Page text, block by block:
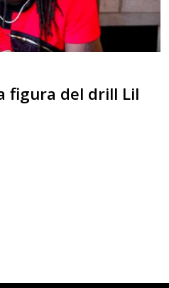
figura del drill Lil